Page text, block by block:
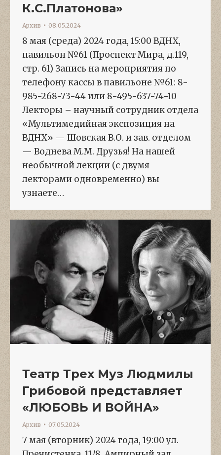
К.С.Платонова»
Архив 08.05.2024
8 мая (среда) 2024 года, 15:00 ВДНХ,
павильон №61 (Проспект Мира, д.119,
стр. 61) Запись на мероприятия по
телефону кассы в павильоне №61: 8-
985-268-73-44 или 8-495-637-74-10
Лекторы – научный сотрудник отдела
«Мультимедийная экспозиция на
ВДНХ» — Шовская В.О. и зав. отделом
— Воднева М.М. Друзья! На нашей
необычной лекции (с двумя
лекторами одновременно) вы
узнаете…
Театр Трех Муз Людмилы
Грибовой представляет
«ЛЮБОВЬ И ВОЙНА»
Архив 07.05.2024
7 мая (вторник) 2024 года, 19:00 ул.